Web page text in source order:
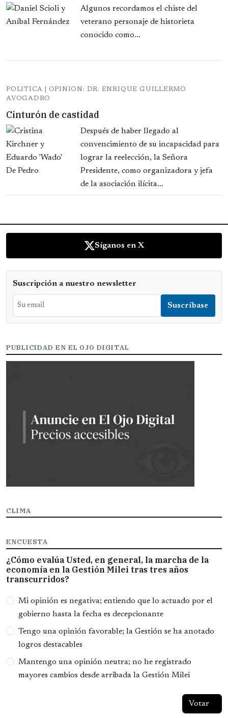
Algunos recordamos el chiste del
veterano personaje de historieta
conocido como...
POLITICA | OPINION: DR. ENRIQUE GUILLERMO
AVOGADRO
Cinturón de castidad
Después de haber llegado al
convencimiento de su incapacidad para
lograr la reelección, la Señora
Presidente, como organizadora y jefa
de la asociación ilícita...
Síganos en X
Suscripción a nuestro newsletter
PUBLICIDAD EN EL OJO DIGITAL
CLIMA
ENCUESTA
¿Cómo evalúa Usted, en general, la marcha de la
economía en la Gestión Milei tras tres años
transcurridos?
Opciones
Mi opinión es negativa; entiendo que lo actuado por el
gobierno hasta la fecha es decepcionante
Tengo una opinión favorable; la Gestión se ha anotado
logros destacables
Mantengo una opinión neutra; no he registrado
mayores cambios desde arribada la Gestión Milei